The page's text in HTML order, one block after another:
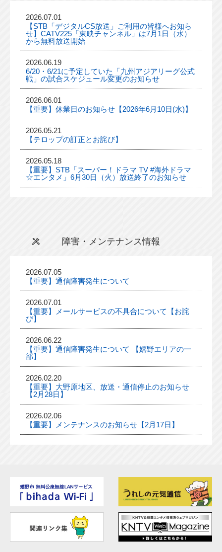
2026.07.01
【STB「デジタルCS放送」ご利用の皆様へお知ら
せ】CATV225「東映チャンネル」は7月1日（水）
から無料放送開始
2026.06.19
6/20・6/21に予定していた「九州アジアリーグ公式
戦」の試合スケジュール変更のお知らせ
2026.06.01
【重要】休業日のお知らせ【2026年6月10日(水)】
2026.05.21
【テロップの訂正とお詫び】
2026.05.18
【重要】STB「スーパー！ドラマ TV #海外ドラマ
☆エンタメ」6月30日（火）放送終了のお知らせ
障害・メンテナンス情報
2026.07.05
【重要】通信障害発生について
2026.07.01
【重要】メールサービスの不具合について【お詫
び】
2026.06.22
【重要】通信障害発生について 【嬉野エリアの一
部】
2026.02.20
【重要】大野原地区、放送・通信停止のお知らせ
【2月28日】
2026.02.06
【重要】メンテナンスのお知らせ【2月17日】